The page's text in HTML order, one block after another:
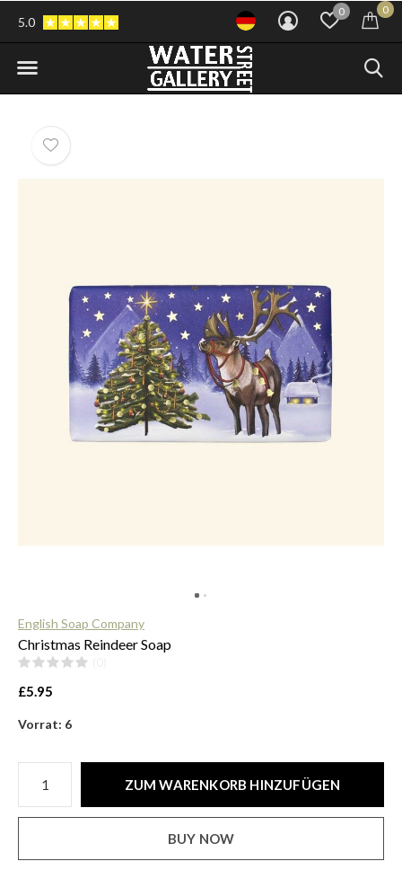
0 0
5.0
English Soap Company
Christmas Reindeer Soap
£5.95
Vorrat: 6
ZUM WARENKORB HINZUFÜGEN
BUY NOW